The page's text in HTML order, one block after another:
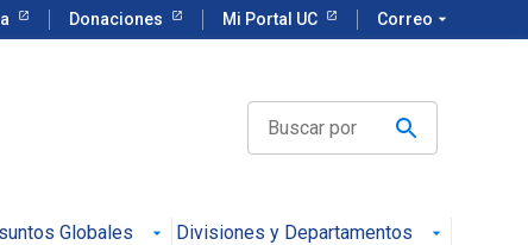
Donaciones Mi Portal UC Correo arrow_drop_down
Globales Divisiones y Departamentos